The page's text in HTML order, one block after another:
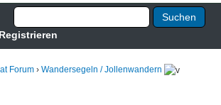
Registrieren
Forum › Wandersegeln / Jollenwandern